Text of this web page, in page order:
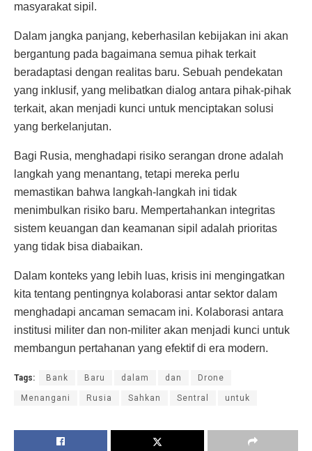
masyarakat sipil.
Dalam jangka panjang, keberhasilan kebijakan ini akan
bergantung pada bagaimana semua pihak terkait
beradaptasi dengan realitas baru. Sebuah pendekatan
yang inklusif, yang melibatkan dialog antara pihak-pihak
terkait, akan menjadi kunci untuk menciptakan solusi
yang berkelanjutan.
Bagi Rusia, menghadapi risiko serangan drone adalah
langkah yang menantang, tetapi mereka perlu
memastikan bahwa langkah-langkah ini tidak
menimbulkan risiko baru. Mempertahankan integritas
sistem keuangan dan keamanan sipil adalah prioritas
yang tidak bisa diabaikan.
Dalam konteks yang lebih luas, krisis ini mengingatkan
kita tentang pentingnya kolaborasi antar sektor dalam
menghadapi ancaman semacam ini. Kolaborasi antara
institusi militer dan non-militer akan menjadi kunci untuk
membangun pertahanan yang efektif di era modern.
Tags: Bank Baru dalam dan Drone
Menangani Rusia Sahkan Sentral untuk